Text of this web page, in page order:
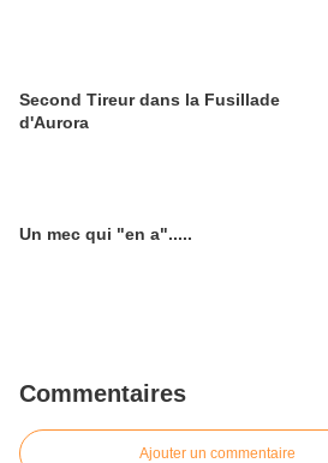
Second Tireur dans la Fusillade
d'Aurora
Un mec qui "en a".....
Commentaires
Ajouter un commentaire